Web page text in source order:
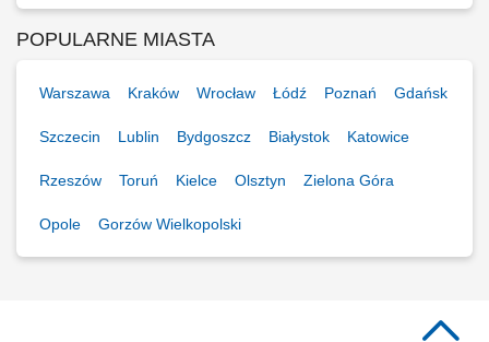
POPULARNE MIASTA
Warszawa Kraków Wrocław Łódź Poznań Gdańsk
Szczecin Lublin Bydgoszcz Białystok Katowice
Rzeszów Toruń Kielce Olsztyn Zielona Góra
Opole Gorzów Wielkopolski